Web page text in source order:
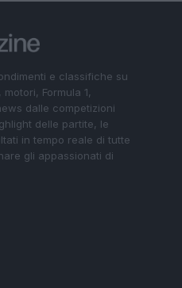
e classifiche su
Formula 1,
dalle competizioni
delle partite, le
in tempo reale di tutte
gli appassionati di